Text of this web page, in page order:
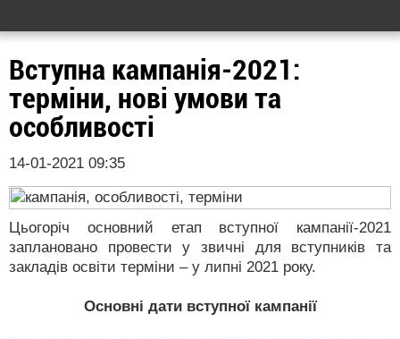
Вступна кампанія-2021:
терміни, нові умови та
особливості
14-01-2021 09:35
Цьогоріч основний етап вступної кампанії-2021
заплановано провести у звичні для вступників та
закладів освіти терміни – у липні 2021 року.
Основні дати вступної кампанії